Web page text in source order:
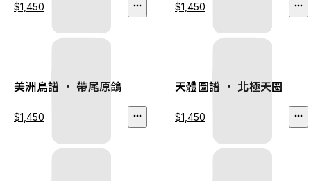
$1,450 $1,450
美洲鳥譜 ‧ 帶尾原鴿
$1,450
天體圖譜 ‧ 北極天圈
$1,450